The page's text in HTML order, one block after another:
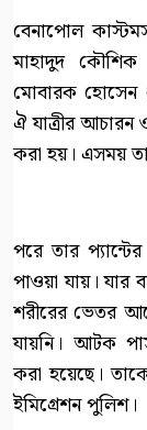
বেনাপোল
মাহাদুদ
মোবারক হোসেন
ঐ যাত্রীর আচারন
করা হয়। এসময়
পরে তার
পাওয়া যায়।
শরীরের ভেতর
যায়নি। আটক
করা হয়েছে।
ইমিগ্রেশন পুলিশ।